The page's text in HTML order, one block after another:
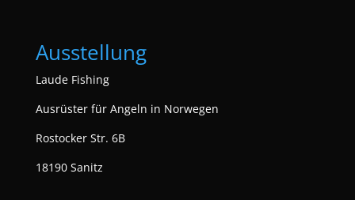
Ausstellung
Laude Fishing
Ausrüster für Angeln in Norwegen
Rostocker Str. 6B
18190 Sanitz